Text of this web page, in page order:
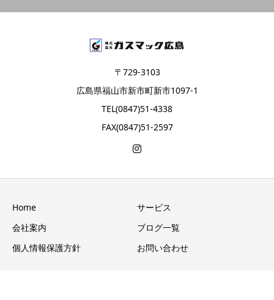
〒729-3103
広島県福山市新市町新市1097-1
TEL(0847)51-4338
FAX(0847)51-2597
Home
サービス
会社案内
ブログ一覧
個人情報保護方針
お問い合わせ